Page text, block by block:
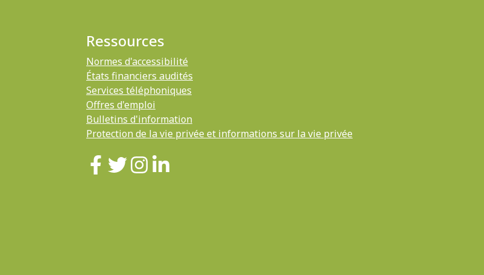
Ressources
Normes d'accessibilité
États financiers audités
Services téléphoniques
Offres d'emploi
Bulletins d'information
Protection de la vie privée et informations sur la vie privée